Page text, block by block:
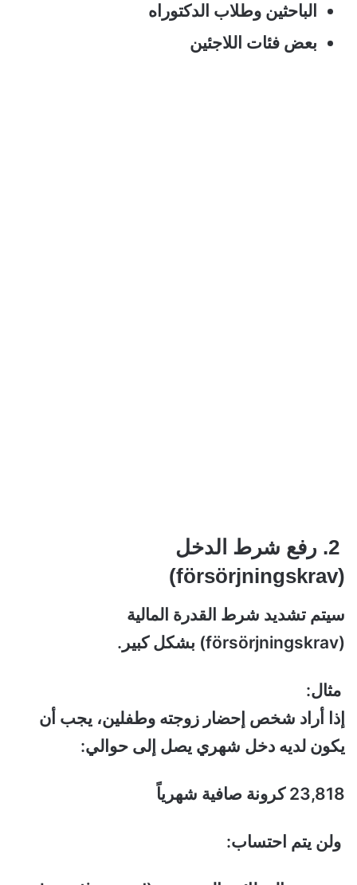
الباحثين وطلاب الدكتوراه
بعض فئات اللاجئين
2. رفع شرط الدخل
(försörjningskrav)
سيتم تشديد شرط القدرة المالية
(försörjningskrav) بشكل كبير.
مثال:
إذا أراد شخص إحضار زوجته وطفلين، يجب أن
يكون لديه دخل شهري يصل إلى حوالي:
23,818 كرونة صافية شهرياً
ولن يتم احتساب: